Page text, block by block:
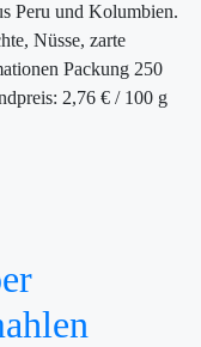
Peru und Kolumbien.
Nüsse, zarte
Packung 250
2,76 € / 100 g